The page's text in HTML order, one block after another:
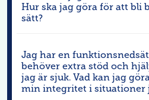
Hur ska jag göra för att bli
sätt?
Jag har en
behöver extra stöd och
jag är sjuk. Vad kan jag
min integritet i situationer